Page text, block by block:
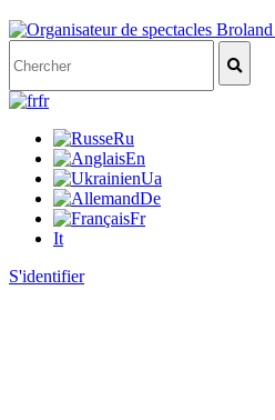
fr
Ru
En
Ua
De
Fr
It
S'identifier